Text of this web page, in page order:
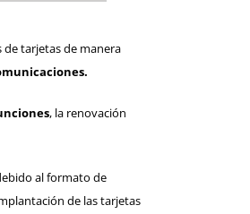
tarjetas de manera
, la renovación
al formato de
de las tarjetas